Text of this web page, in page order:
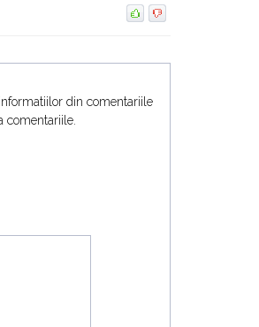
din comentariile
comentariile.